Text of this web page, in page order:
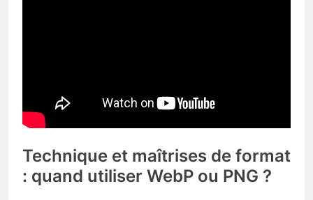
Technique et maîtrises de format
: quand utiliser WebP ou PNG ?